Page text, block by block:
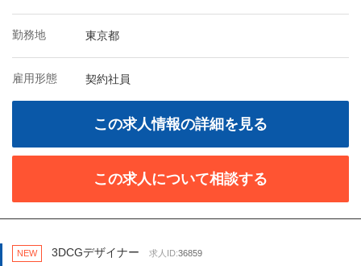
勤務地 東京都
雇用形態 契約社員
この求人情報の詳細を見る
この求人について相談する
NEW 3DCGデザイナー 求人ID:36859